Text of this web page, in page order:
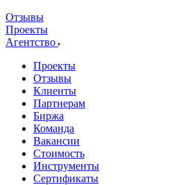
Отзывы
Проекты
Агентство
Проекты
Отзывы
Клиенты
Партнерам
Биржа
Команда
Вакансии
Стоимость
Инструменты
Сертификаты